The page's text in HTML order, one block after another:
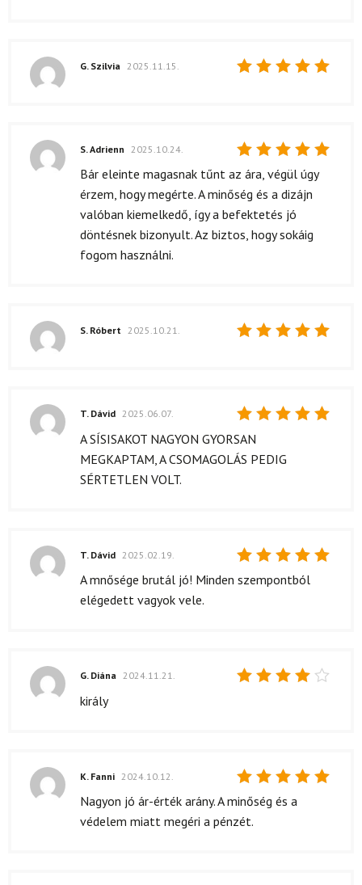
G. Szilvia 2025.11.15.
Értékelés:
/ 5
S. Adrienn 2025.10.24.
Bár eleinte magasnak tűnt az ára, végül úgy
érzem, hogy megérte. A minőség és a dizájn
valóban kiemelkedő, így a befektetés jó
döntésnek bizonyult. Az biztos, hogy sokáig
fogom használni.
S. Róbert 2025.10.21.
Értékelés:
5
T. Dávid 2025.06.07.
A SÍSISAKOT NAGYON GYORSAN
MEGKAPTAM, A CSOMAGOLÁS PEDIG
SÉRTETLEN VOLT.
Értékelés:
/ 5
T. Dávid 2025.02.19.
A mnősége brutál jó! Minden szempontból
elégedett vagyok vele.
G. Diána 2024.11.21.
király
Értékelés:
/ 5
K. Fanni 2024.10.12.
Nagyon jó ár-érték arány. A minőség és a
védelem miatt megéri a pénzét.